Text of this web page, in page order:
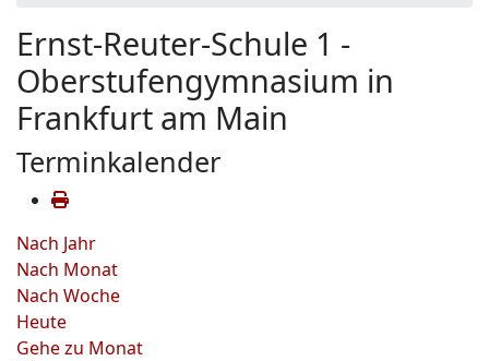
Ernst-Reuter-Schule 1 -
Oberstufengymnasium in
Frankfurt am Main
Terminkalender
Nach Jahr
Nach Monat
Nach Woche
Heute
Gehe zu Monat